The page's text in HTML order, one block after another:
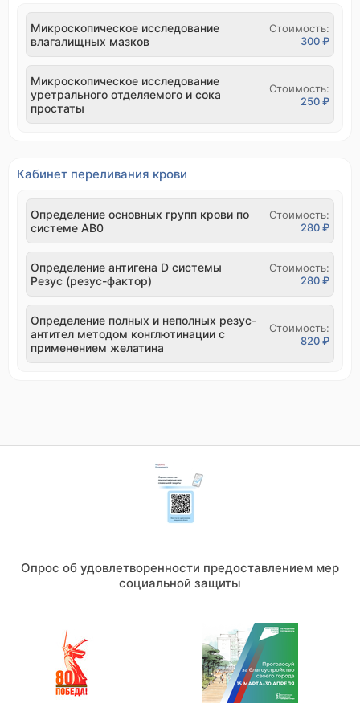
Микроскопическое исследование
влагалищных мазков
Стоимость:
300 ₽
Микроскопическое исследование
уретрального отделяемого и сока
простаты
Стоимость:
250 ₽
Кабинет переливания крови
Определение основных групп крови по
системе AB0
Стоимость:
280 ₽
Определение антигена D системы
Резус (резус-фактор)
Стоимость:
280 ₽
Определение полных и неполных резус-
антител методом конглютинации с
применением желатина
Стоимость:
820 ₽
Опрос об удовлетворенности предоставлением мер
социальной защиты